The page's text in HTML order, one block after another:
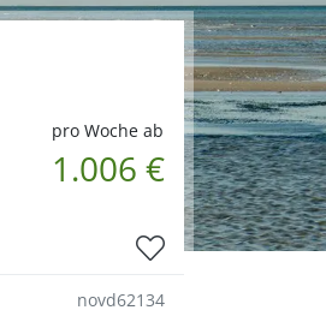
pro Woche ab
1.006 €
novd62134